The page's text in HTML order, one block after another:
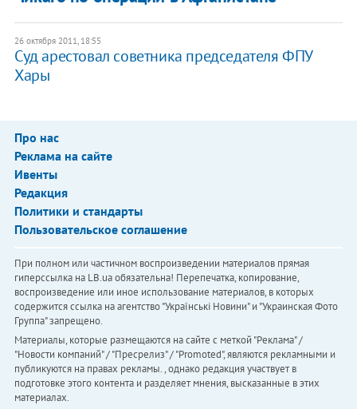
26 октября 2011, 18:55
​Суд арестовал советника председателя ФПУ
Хары
Про нас
Реклама на сайте
Ивенты
Редакция
Политики и стандарты
Пользовательское соглашение
При полном или частичном воспроизведении материалов прямая
гиперссылка на LB.ua обязательна! Перепечатка, копирование,
воспроизведение или иное использование материалов, в которых
содержится ссылка на агентство "Українськi Новини" и "Украинская Фото
Группа" запрещено.
Материалы, которые размещаются на сайте с меткой "Реклама" /
"Новости компаний" / "Пресрелиз" / "Promoted", являются рекламными и
публикуются на правах рекламы. , однако редакция участвует в
подготовке этого контента и разделяет мнения, высказанные в этих
материалах.